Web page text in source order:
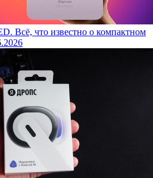
Всё, что известно о компактном